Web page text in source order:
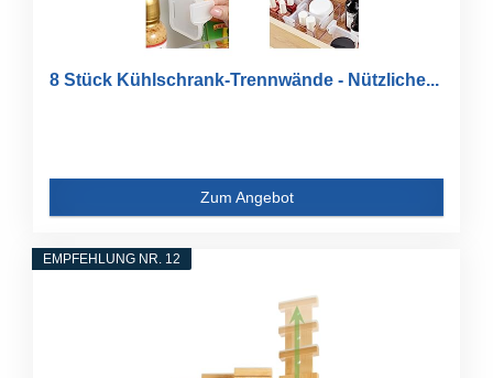
8 Stück Kühlschrank-Trennwände - Nützliche...
Zum Angebot
EMPFEHLUNG NR. 12